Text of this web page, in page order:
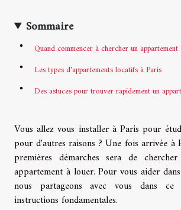
Sommaire
Quand commencer à chercher un appartement
Les types d'appartements locatifs à Paris
Des astuces pour trouver rapidement un
Vous allez vous installer à Paris pour
pour d'autres raisons ? Une fois arrivée à
premières démarches sera de
appartement à louer. Pour vous aider
nous partageons avec vous dans ce
instructions fondamentales.